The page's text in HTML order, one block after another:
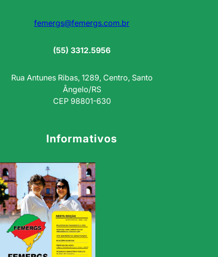
femergs@femergs.com.br
(55) 3312.5956
Rua Antunes Ribas, 1289, Centro, Santo
Ângelo/RS
CEP 98801-630
Informativos